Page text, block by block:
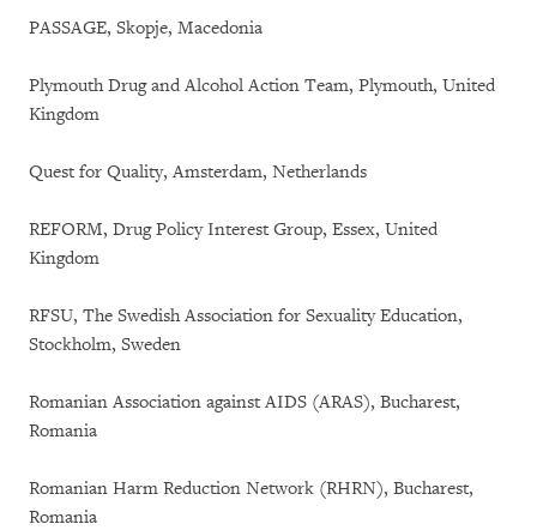
PASSAGE, Skopje, Macedonia
Plymouth Drug and Alcohol Action Team, Plymouth, United
Kingdom
Quest for Quality, Amsterdam, Netherlands
REFORM, Drug Policy Interest Group, Essex, United
Kingdom
RFSU, The Swedish Association for Sexuality Education,
Stockholm, Sweden
Romanian Association against AIDS (ARAS), Bucharest,
Romania
Romanian Harm Reduction Network (RHRN), Bucharest,
Romania